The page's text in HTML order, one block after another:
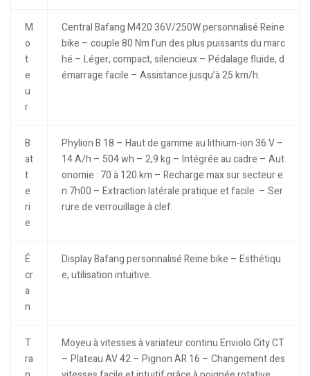
M
o
t
e
u
r
Central Bafang M420 36V/250W personnalisé Reine
bike – couple 80 Nm l’un des plus puissants du marc
hé – Léger, compact, silencieux – Pédalage fluide, d
émarrage facile – Assistance jusqu’à 25 km/h.
B
at
t
e
ri
e
Phylion B 18 – Haut de gamme au lithium-ion 36 V –
14 A/h – 504 wh – 2,9 kg – Intégrée au cadre – Aut
onomie : 70 à 120 km – Recharge max sur secteur e
n 7h00 – Extraction latérale pratique et facile – Ser
rure de verrouillage à clef.
É
cr
a
n
Display Bafang personnalisé Reine bike – Esthétiqu
e, utilisation intuitive.
T
ra
Moyeu à vitesses à variateur continu Enviolo City CT
– Plateau AV 42 – Pignon AR 16 – Changement des